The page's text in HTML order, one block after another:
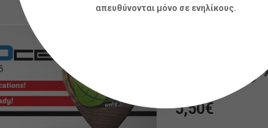
BY
5,50€
απευθύνονται μόνο σε ενηλίκους.